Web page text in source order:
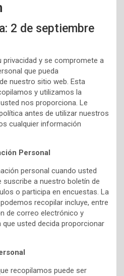
2 de septiembre
privacidad y se compromete a
que pueda
nuestro sitio web. Esta
y utilizamos la
nos proporciona. Le
antes de utilizar nuestros
cualquier información
Personal
personal cuando usted
a nuestro boletín de
o participa en encuestas. La
recopilar incluye, entre
de correo electrónico y
usted decida proporcionar
recopilamos puede ser